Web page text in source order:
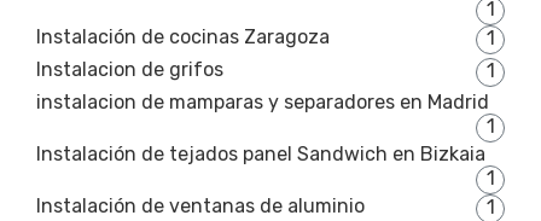
1
Instalación de cocinas Zaragoza
1
Instalacion de grifos
1
instalacion de mamparas y separadores en Madrid
1
Instalación de tejados panel Sandwich en Bizkaia
1
Instalación de ventanas de aluminio
1